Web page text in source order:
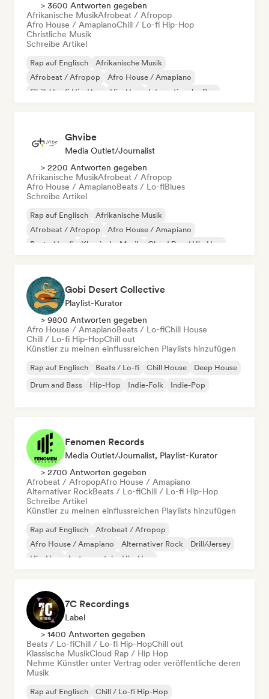
> 3600 Antworten gegeben
Afrikanische MusikAfrobeat / Afropop
Afro House / AmapianoChill / Lo-fi Hip-Hop
Christliche Musik
Schreibe Artikel
Rap auf Englisch
Afrikanische Musik
Afrobeat / Afropop
Afro House / Amapiano
Chill / Lo-fi Hip-Hop
Hip-Hop
Internationaler Rap
Ghvibe
Media Outlet/Journalist
> 2200 Antworten gegeben
Afrikanische MusikAfrobeat / Afropop
Afro House / AmapianoBeats / Lo-fiBlues
Schreibe Artikel
Rap auf Englisch
Afrikanische Musik
Afrobeat / Afropop
Afro House / Amapiano
Beats / Lo-fi
Klassische Musik
Cloud Rap / Hip Hop
Gobi Desert Collective
Playlist-Kurator
> 9800 Antworten gegeben
Afro House / AmapianoBeats / Lo-fiChill House
Chill / Lo-fi Hip-HopChill out
Künstler zu meinen einflussreichen Playlists hinzufügen
Rap auf Englisch Beats / Lo-fi Chill House
Deep House
Drum and Bass
Hip-Hop Indie-Folk Indie-Pop
Fenomen Records
Media Outlet/Journalist, Playlist-Kurator
> 2700 Antworten gegeben
Afrobeat / AfropopAfro House / Amapiano
Alternativer RockBeats / Lo-fiChill / Lo-fi Hip-Hop
Schreibe Artikel
Künstler zu meinen einflussreichen Playlists hinzufügen
Rap auf Englisch
Afrobeat / Afropop
Afro House / Amapiano
Alternativer Rock
Drill/Jersey
Hip-Hop
Instrumentaler Hip-Hop
7C Recordings
Label
> 1400 Antworten gegeben
Beats / Lo-fiChill / Lo-fi Hip-HopChill out
Klassische MusikCloud Rap / Hip Hop
Nehme Künstler unter Vertrag oder veröffentliche deren
Musik
Rap auf Englisch Chill / Lo-fi Hip-Hop